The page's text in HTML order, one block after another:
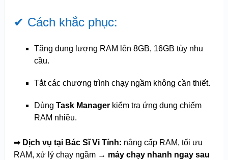
✔ Cách khắc phục:
Tăng dung lượng RAM lên 8GB, 16GB tùy nhu
cầu.
Tắt các chương trình chạy ngầm không cần thiết.
Dùng Task Managerkiểm tra ứng dụng chiếm
RAM nhiều.
➡ Dịch vụ tại Bác Sĩ Vi Tính: nâng cấp RAM, tối ưu
RAM, xử lý chạy ngầm → máy chạy nhanh ngay sau